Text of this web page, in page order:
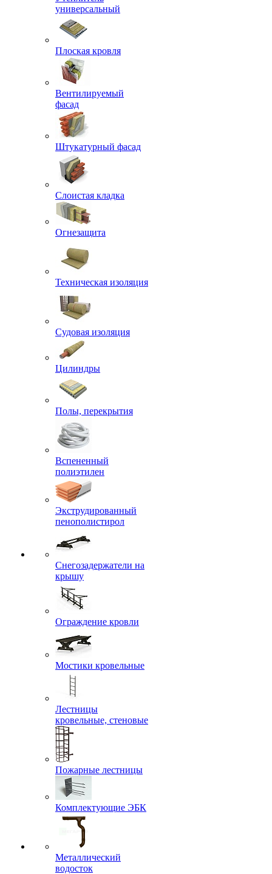
универсальный
Плоская кровля
Вентилируемый
фасад
Штукатурный фасад
Слоистая кладка
Огнезащита
Техническая изоляция
Судовая изоляция
Цилиндры
Полы, перекрытия
Вспененный
полиэтилен
Экструдированный
пенополистирол
Снегозадержатели на
крышу
Ограждение кровли
Мостики кровельные
Лестницы
кровельные, стеновые
Пожарные лестницы
Комплектующие ЭБК
Металлический
водосток